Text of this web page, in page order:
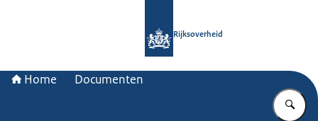
Rijksoverheid
Home Documenten